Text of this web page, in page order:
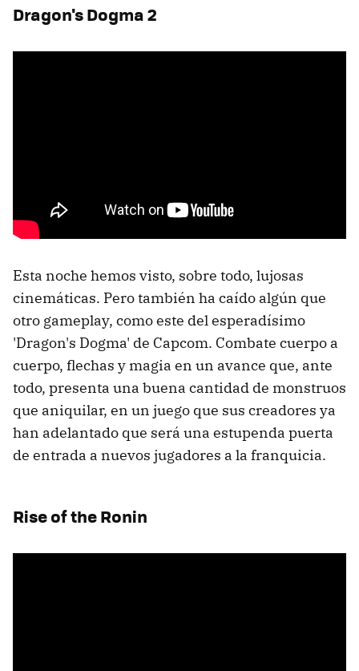
Dragon's Dogma 2
Esta noche hemos visto, sobre todo, lujosas
cinemáticas. Pero también ha caído algún que
otro gameplay, como este del esperadísimo
'Dragon's Dogma' de Capcom. Combate cuerpo a
cuerpo, flechas y magia en un avance que, ante
todo, presenta una buena cantidad de monstruos
que aniquilar, en un juego que sus creadores ya
han adelantado que será una estupenda puerta
de entrada a nuevos jugadores a la franquicia.
Rise of the Ronin